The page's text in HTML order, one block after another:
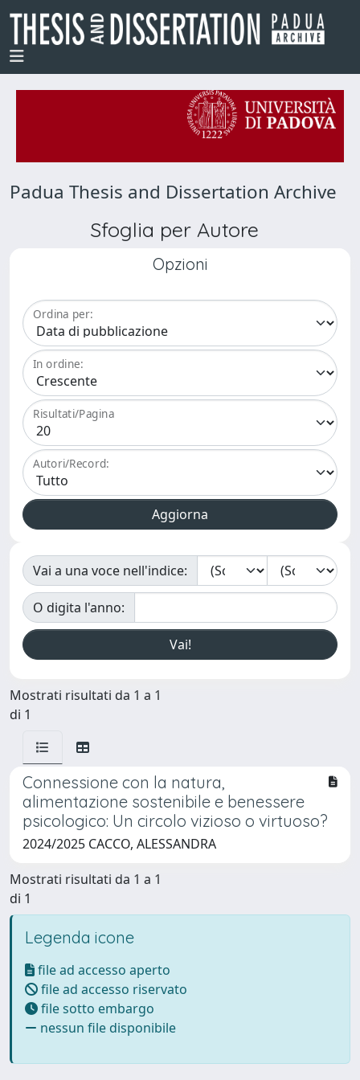
Padua Thesis and Dissertation Archive
Sfoglia per Autore
Opzioni
Ordina per:
In ordine:
Risultati/Pagina
Autori/Record:
Vai a una voce nell'indice:
O digita l'anno:
Mostrati risultati da 1 a 1
di 1
Connessione con la natura,
alimentazione sostenibile e benessere
psicologico: Un circolo vizioso o virtuoso?
2024/2025 CACCO, ALESSANDRA
Mostrati risultati da 1 a 1
di 1
Legenda icone
file ad accesso aperto
file ad accesso riservato
file sotto embargo
nessun file disponibile